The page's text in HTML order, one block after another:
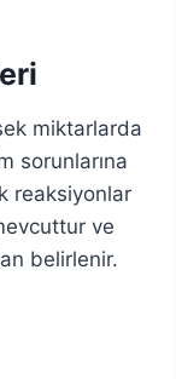
miktarlarda
sorunlarına
reaksiyonlar
ve
belirlenir.